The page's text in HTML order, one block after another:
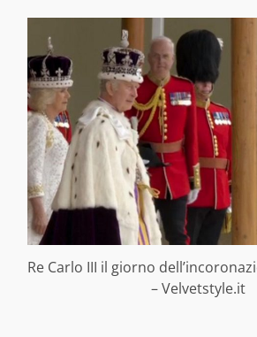
Re Carlo III il giorno
– Velvetstyle.it